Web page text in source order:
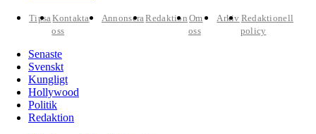
TipsaKontakta
oss
AnnonseraRedaktion Om
oss
Arkiv Redaktionell
policy
Senaste
Svenskt
Kungligt
Hollywood
Politik
Redaktion